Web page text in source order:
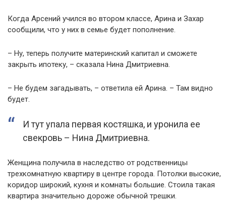
Когда Арсений учился во втором классе, Арина и Захар
сообщили, что у них в семье будет пополнение.
– Ну, теперь получите материнский капитал и сможете
закрыть ипотеку, – сказала Нина Дмитриевна.
– Не будем загадывать, – ответила ей Арина. – Там видно
будет.
И тут упала первая костяшка, и уронила ее
свекровь – Нина Дмитриевна.
Женщина получила в наследство от родственницы
трехкомнатную квартиру в центре города. Потолки высокие,
коридор широкий, кухня и комнаты большие. Стоила такая
квартира значительно дороже обычной трешки.